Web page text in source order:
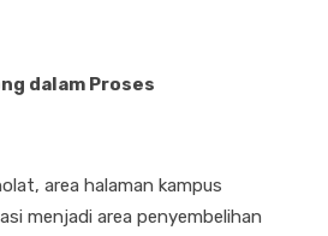
dalam Proses
area halaman kampus
menjadi area penyembelihan